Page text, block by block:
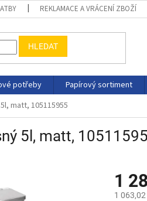
REKLAMACE A VRÁCENÍ ZBOŽÍ
HLEDAT
potřeby
Papírový sortiment
matt, 105115955
5l, matt,
1
1